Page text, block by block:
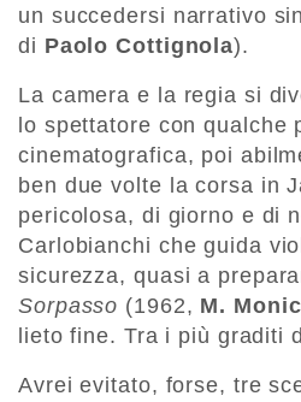
un succedersi narrativo
di Paolo Cottignola).
La camera e la regia si
lo spettatore con qualche
cinematografica, poi
ben due volte la corsa in
pericolosa, di giorno e di
Carlobianchi che guida
sicurezza, quasi a
Sorpasso (1962, M.
lieto fine. Tra i più graditi
Avrei evitato, forse, tre